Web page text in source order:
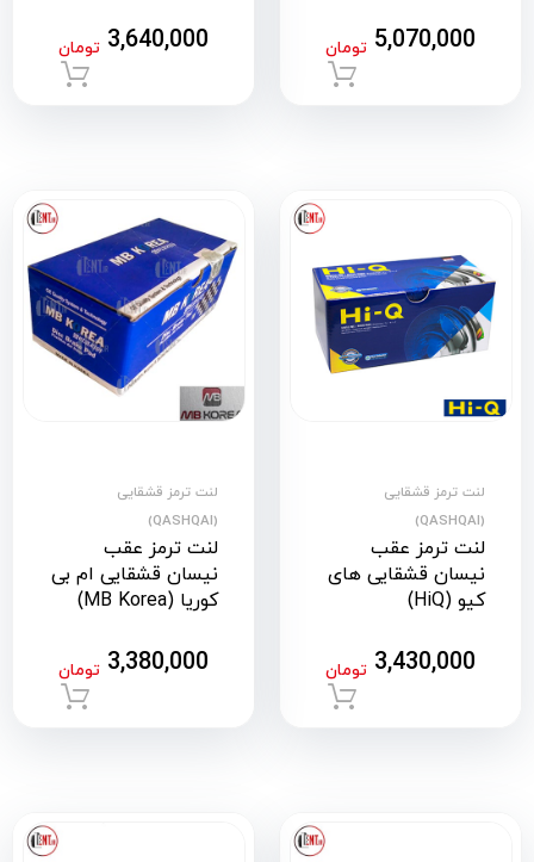
5,070,000 تومان
3,640,000 تومان
لنت ترمز قشقایی
(QASHQAI)
لنت ترمز عقب
نیسان قشقایی های
کیو (HiQ)
3,430,000 تومان
لنت ترمز قشقایی
(QASHQAI)
لنت ترمز عقب
نیسان قشقایی ام بی
کوریا (MB Korea)
3,380,000 تومان